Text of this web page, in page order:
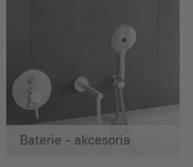
Baterie - akcesoria